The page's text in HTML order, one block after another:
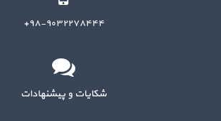
۹۸-۹۰۳۲۲۷۸۴۴۴+
شکایات و پیشنهادات